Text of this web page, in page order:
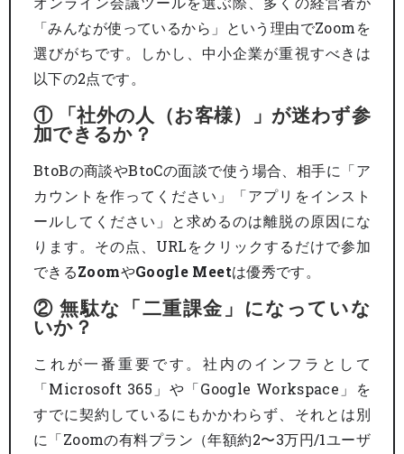
「みんなが使っているから」という理由でZoomを
選びがちです。しかし、中小企業が重視すべきは
以下の2点です。
① 「社外の人（お客様）」が迷わず参
加できるか？
BtoBの商談やBtoCの面談で使う場合、相手に「ア
カウントを作ってください」「アプリをインスト
ールしてください」と求めるのは離脱の原因にな
ります。その点、URLをクリックするだけで参加
できるZoomやGoogle Meetは優秀です。
② 無駄な「二重課金」になっていな
いか？
これが一番重要です。社内のインフラとして
「Microsoft 365」や「Google Workspace」を
すでに契約しているにもかかわらず、それとは別
に「Zoomの有料プラン（年額約2〜3万円/1ユーザ